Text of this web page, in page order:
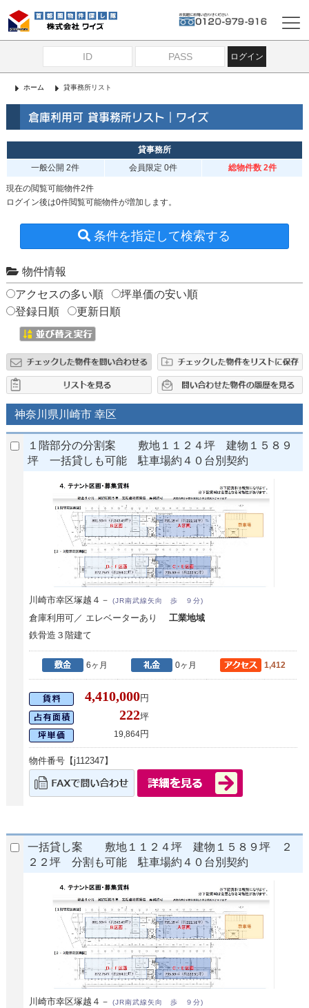
ログイン
ホーム 貸事務所リスト
倉庫利用可 貸事務所リスト｜ワイズ
貸事務所
一般公開 2件 会員限定 0件 総物件数 2件
現在の閲覧可能物件2件
ログイン後は0件閲覧可能物件が増加します。
条件を指定して検索する
物件情報
アクセスの多い順
坪単価の安い順
登録日順
更新日順
神奈川県川崎市 幸区
１階部分の分割案 敷地１１２４坪 建物１５８９
坪 一括貸しも可能 駐車場約４０台別契約
川崎市幸区塚越４－(JR南武線矢向 歩 ９分)
倉庫利用可／ エレベーターあり工業地域
鉄骨造３階建て
6ヶ月 0ヶ月 1,412
4,410,000円
222坪
19,864円
物件番号【j112347】
一括貸し案 敷地１１２４坪 建物１５８９坪 ２
２２坪 分割も可能 駐車場約４０台別契約
川崎市幸区塚越４－(JR南武線矢向 歩 ９分)